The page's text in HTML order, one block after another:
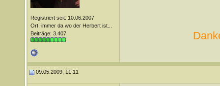
Registriert seit: 10.06.2007
Ort: immer da wo der Herbert ist...
Beiträge: 3.407
09.05.2009, 11:11